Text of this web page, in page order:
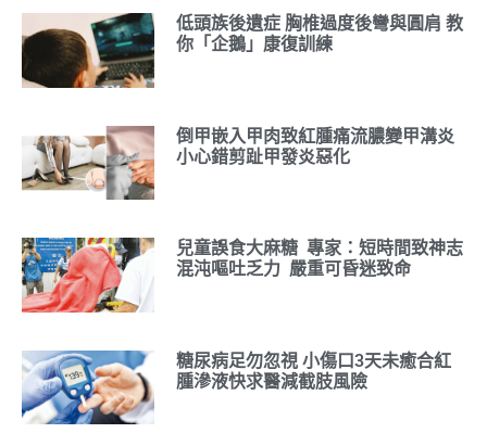
低頭族後遺症 胸椎過度後彎與圓肩 教
你「企鵝」康復訓練
倒甲嵌入甲肉致紅腫痛流膿變甲溝炎
小心錯剪趾甲發炎惡化
兒童誤食大麻糖 專家：短時間致神志
混沌嘔吐乏力 嚴重可昏迷致命
糖尿病足勿忽視 小傷口3天未癒合紅
腫滲液快求醫減截肢風險